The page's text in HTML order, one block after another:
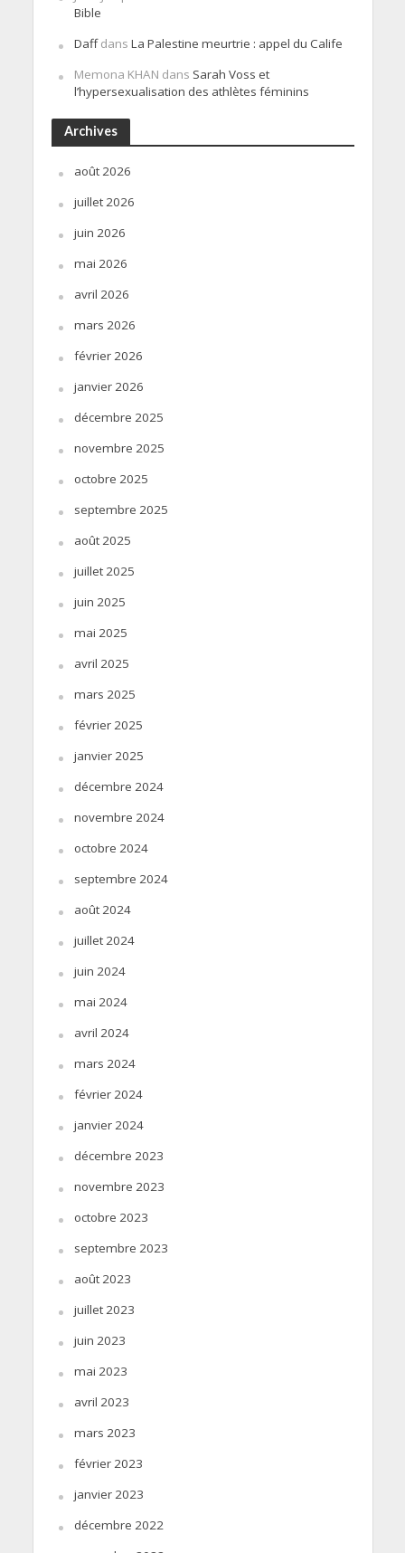
Bible
Daffdans La Palestine meurtrie : appel du Calife
Memona KHAN dans Sarah Voss et
l’hypersexualisation des athlètes féminins
Archives
août 2026
juillet 2026
juin 2026
mai 2026
avril 2026
mars 2026
février 2026
janvier 2026
décembre 2025
novembre 2025
octobre 2025
septembre 2025
août 2025
juillet 2025
juin 2025
mai 2025
avril 2025
mars 2025
février 2025
janvier 2025
décembre 2024
novembre 2024
octobre 2024
septembre 2024
août 2024
juillet 2024
juin 2024
mai 2024
avril 2024
mars 2024
février 2024
janvier 2024
décembre 2023
novembre 2023
octobre 2023
septembre 2023
août 2023
juillet 2023
juin 2023
mai 2023
avril 2023
mars 2023
février 2023
janvier 2023
décembre 2022